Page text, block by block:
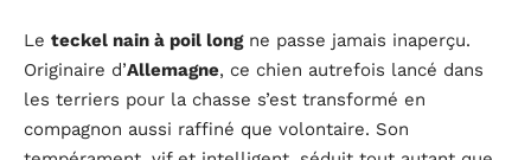
Le teckel nain à poil longne passe jamais inaperçu.
Originaire d’Allemagne, ce chien autrefois lancé dans
les terriers pour la chasse s’est transformé en
compagnon aussi raffiné que volontaire. Son